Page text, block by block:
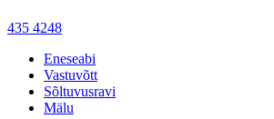
435 4248
Eneseabi
Vastuvõtt
Sõltuvusravi
Mälu